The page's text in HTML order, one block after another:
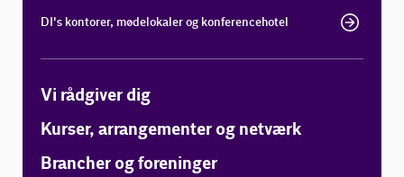
DI's kontorer, mødelokaler og konferencehotel
Vi rådgiver dig
Kurser, arrangementer og netværk
Brancher og foreninger